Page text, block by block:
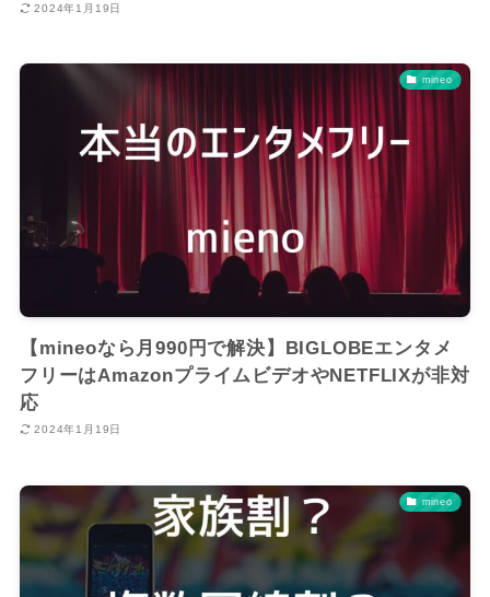
2024年1月19日
mineo
【mineoなら月990円で解決】BIGLOBEエンタメ
フリーはAmazonプライムビデオやNETFLIXが非対
応
2024年1月19日
mineo